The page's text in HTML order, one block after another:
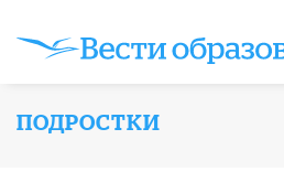
ПОДРОСТКИ